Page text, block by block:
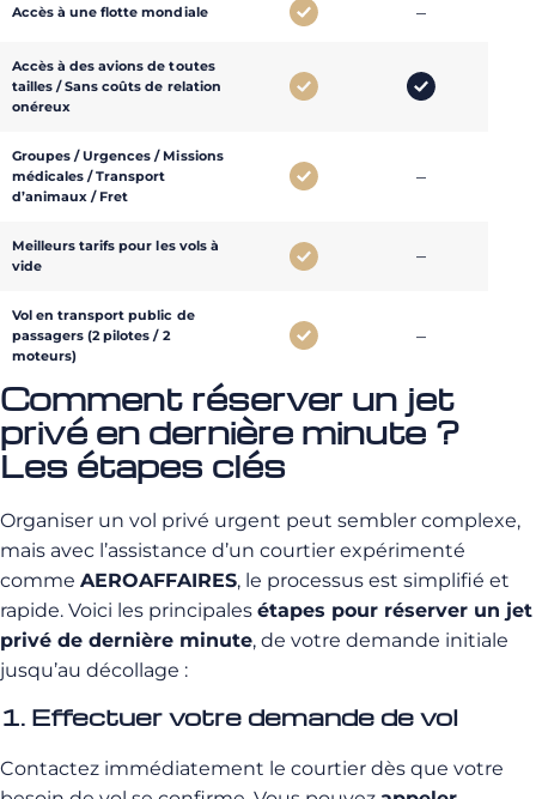
Accès à une flotte mondiale –
Accès à des avions de toutes
tailles / Sans coûts de relation
onéreux
Groupes / Urgences / Missions
médicales / Transport
d’animaux / Fret
–
Meilleurs tarifs pour les vols à
vide
–
Vol en transport public de
passagers (2 pilotes / 2
moteurs)
–
Comment réserver un jet
privé en dernière minute ?
Les étapes clés
Organiser un vol privé urgent peut sembler complexe,
mais avec l’assistance d’un courtier expérimenté
comme AEROAFFAIRES, le processus est simplifié et
rapide. Voici les principales étapes pour réserver un jet
privé de dernière minute, de votre demande initiale
jusqu’au décollage :
1. Effectuer votre demande de vol
Contactez immédiatement le courtier dès que votre